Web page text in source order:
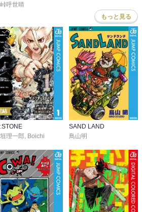
呼世晴
もっと見る
結
理一郎, Boichi
SAND LAND
鳥山明